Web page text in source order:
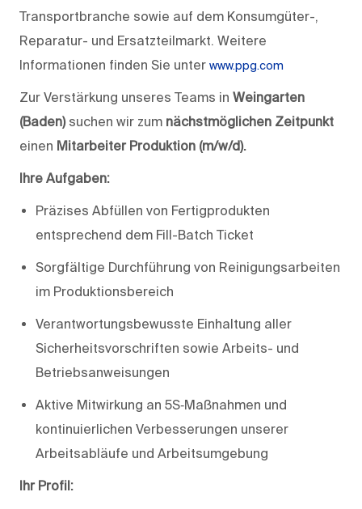
Transportbranche sowie auf dem Konsumgüter-,
Reparatur- und Ersatzteilmarkt. Weitere
Informationen finden Sie unter www.ppg.com
Zur Verstärkung unseres Teams in Weingarten
(Baden) suchen wir zum nächstmöglichen Zeitpunkt
einen Mitarbeiter Produktion (m/w/d).
Ihre Aufgaben:
Präzises Abfüllen von Fertigprodukten
entsprechend dem Fill-Batch Ticket
Sorgfältige Durchführung von Reinigungsarbeiten
im Produktionsbereich
Verantwortungsbewusste Einhaltung aller
Sicherheitsvorschriften sowie Arbeits- und
Betriebsanweisungen
Aktive Mitwirkung an 5S‑Maßnahmen und
kontinuierlichen Verbesserungen unserer
Arbeitsabläufe und Arbeitsumgebung
Ihr Profil: